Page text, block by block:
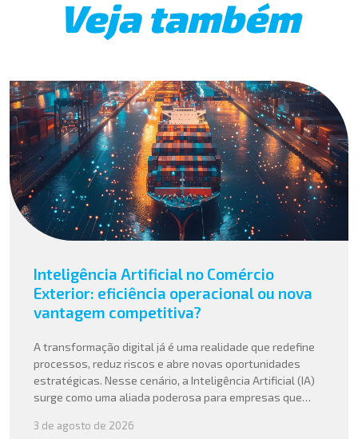
Veja também
Inteligência Artificial no Comércio
Exterior: eficiência operacional ou nova
vantagem competitiva?
A transformação digital já é uma realidade que redefine
processos, reduz riscos e abre novas oportunidades
estratégicas. Nesse cenário, a Inteligência Artificial (IA)
surge como uma aliada poderosa para empresas que
suas operações internacionais. Mais do que automatizar
3 de agosto de 2026